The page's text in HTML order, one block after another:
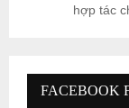
hợp tác
FACEBOOK